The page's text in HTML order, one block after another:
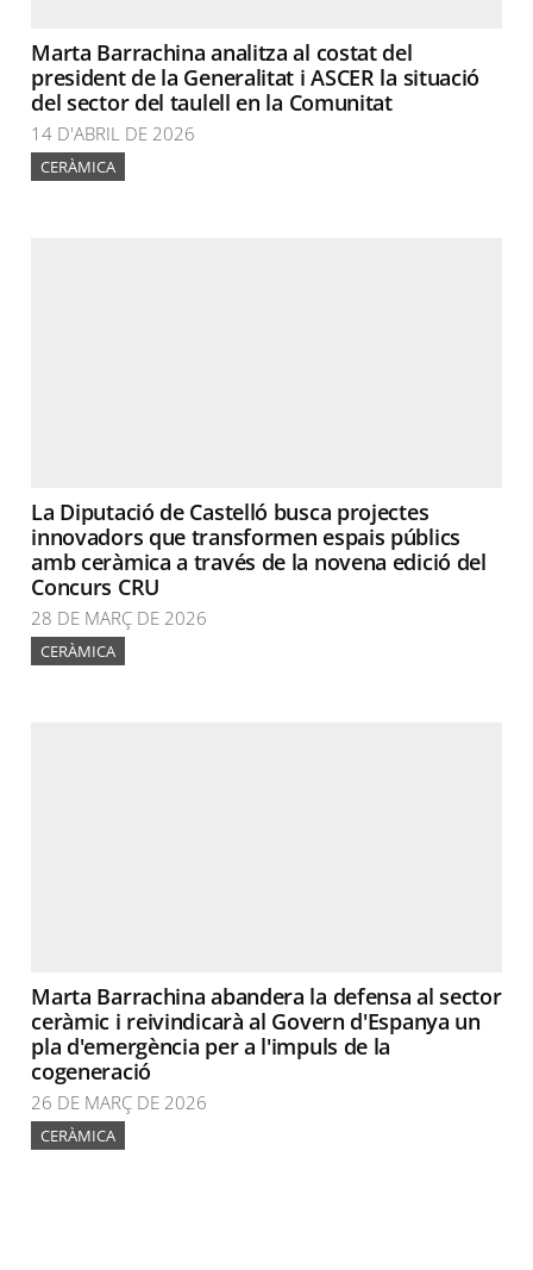
Marta Barrachina analitza al costat del
president de la Generalitat i ASCER la situació
del sector del taulell en la Comunitat
14 D'ABRIL DE 2026
CERÀMICA
La Diputació de Castelló busca projectes
innovadors que transformen espais públics
amb ceràmica a través de la novena edició del
Concurs CRU
28 DE MARÇ DE 2026
CERÀMICA
Marta Barrachina abandera la defensa al sector
ceràmic i reivindicarà al Govern d'Espanya un
pla d'emergència per a l'impuls de la
cogeneració
26 DE MARÇ DE 2026
CERÀMICA